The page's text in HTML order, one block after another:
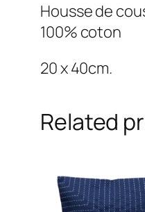
Housse de
100% coton
20 x 40cm.
Related